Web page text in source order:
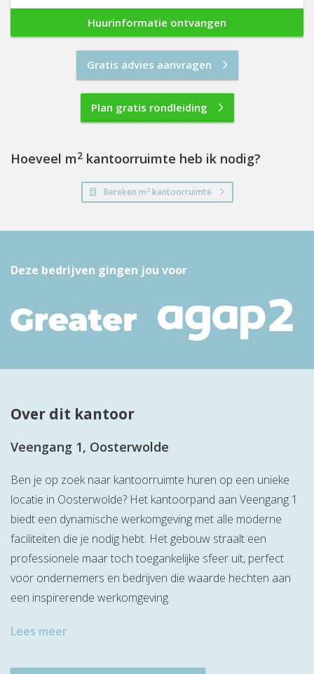
Huurinformatie ontvangen
Gratis advies aanvragen
Plan gratis rondleiding
Hoeveel m2 kantoorruimte heb ik nodig?
Bereken m2kantoorruimte
Deze bedrijven gingen jou voor
Over dit kantoor
Veengang 1, Oosterwolde
Ben je op zoek naar kantoorruimte huren op een unieke
locatie in Oosterwolde? Het kantoorpand aan Veengang 1
biedt een dynamische werkomgeving met alle moderne
faciliteiten die je nodig hebt. Het gebouw straalt een
professionele maar toch toegankelijke sfeer uit, perfect
voor ondernemers en bedrijven die waarde hechten aan
een inspirerende werkomgeving.
Lees meer